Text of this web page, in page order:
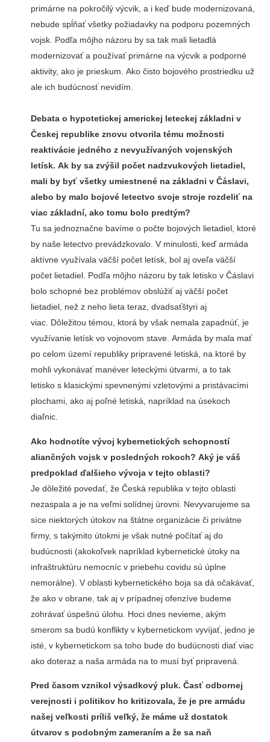
primárne na pokročilý výcvik, a i keď bude modernizovaná,
nebude spĺňať všetky požiadavky na podporu pozemných
vojsk. Podľa môjho názoru by sa tak mali lietadlá
modernizovať a používať primárne na výcvik a podporné
aktivity, ako je prieskum. Ako čisto bojového prostriedku už
ale ich budúcnosť nevidím.
Debata o hypotetickej americkej leteckej základni v
Českej republike znovu otvorila tému možnosti
reaktivácie jedného z nevyužívaných vojenských
letísk. Ak by sa zvýšil počet nadzvukových lietadiel,
mali by byť všetky umiestnené na základni v Čáslavi,
alebo by malo bojové letectvo svoje stroje rozdeliť na
viac základní, ako tomu bolo predtým?
Tu sa jednoznačne bavíme o počte bojových lietadiel, ktoré
by naše letectvo prevádzkovalo. V minulosti, keď armáda
aktívne využívala väčší počet letísk, bol aj oveľa väčší
počet lietadiel. Podľa môjho názoru by tak letisko v Čáslavi
bolo schopné bez problémov obslúžiť aj väčší počet
lietadiel, než z neho lieta teraz, dvadsaťštyri aj
viac. Dôležitou témou, ktorá by však nemala zapadnúť, je
využívanie letísk vo vojnovom stave. Armáda by mala mať
po celom území republiky pripravené letiská, na ktoré by
mohli vykonávať manéver leteckými útvarmi, a to tak
letisko s klasickými spevnenými vzletovými a pristávacími
plochami, ako aj poľné letiská, napríklad na úsekoch
diaľnic.
Ako hodnotíte vývoj kybernetických schopností
aliančných vojsk v posledných rokoch? Aký je váš
predpoklad ďalšieho vývoja v tejto oblasti?
Je dôležité povedať, že Česká republika v tejto oblasti
nezaspala a je na veľmi solídnej úrovni. Nevyvarujeme sa
síce niektorých útokov na štátne organizácie či privátne
firmy, s takýmito útokmi je však nutné počítať aj do
budúcnosti (akokoľvek napríklad kybernetické útoky na
infraštruktúru nemocníc v priebehu covidu sú úplne
nemorálne). V oblasti kybernetického boja sa dá očakávať,
že ako v obrane, tak aj v prípadnej ofenzíve budeme
zohrávať úspešnú úlohu. Hoci dnes nevieme, akým
smerom sa budú konflikty v kybernetickom vyvíjať, jedno je
isté, v kybernetickom sa toho bude do budúcnosti diať viac
ako doteraz a naša armáda na to musí byť pripravená.
Pred časom vznikol výsadkový pluk. Časť odbornej
verejnosti i politikov ho kritizovala, že je pre armádu
našej veľkosti príliš veľký, že máme už dostatok
útvarov s podobným zameraním a že sa naň